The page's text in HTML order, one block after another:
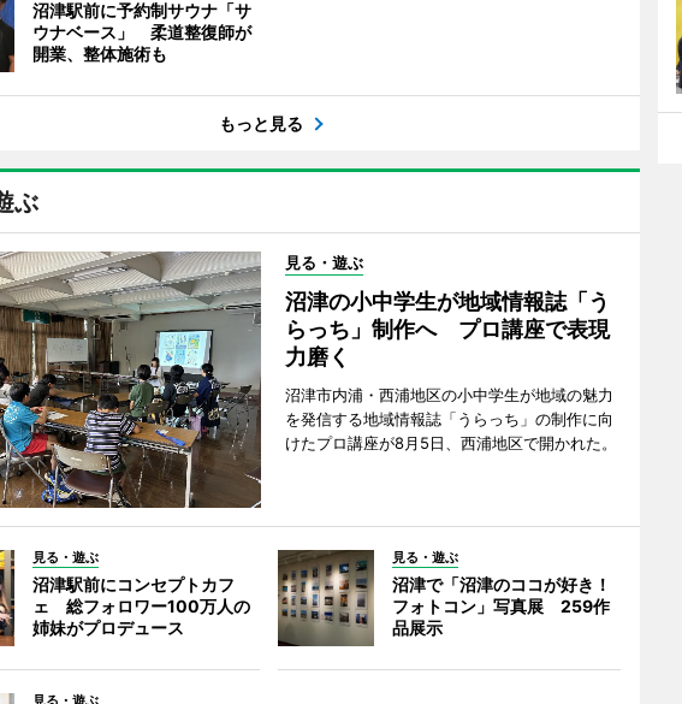
沼津駅前に予約制サウナ「サ
ウナベース」 柔道整復師が
開業、整体施術も
もっと見る
ぶ
見る・遊ぶ
沼津の小中学生が地域情報誌「う
らっち」制作へ プロ講座で表現
力磨く
沼津市内浦・西浦地区の小中学生が地域の魅力
を発信する地域情報誌「うらっち」の制作に向
けたプロ講座が8月5日、西浦地区で開かれた。
見る・遊ぶ
沼津駅前にコンセプトカフ
ェ 総フォロワー100万人の
姉妹がプロデュース
見る・遊ぶ
沼津で「沼津のココが好き！
フォトコン」写真展 259作
品展示